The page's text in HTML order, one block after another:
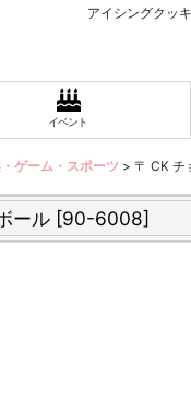
アイシングクッ
イベント
ゲーム・スポーツ > 〒 CK チ
ール [90-6008]